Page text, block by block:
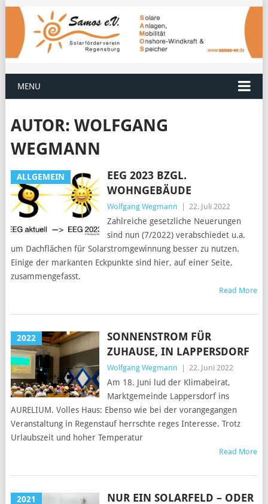
MENU
AUTOR: WOLFGANG
WEGMANN
ALLGEMEIN
EEG 2023 BZGL.
WOHNGEBÄUDE
Wolfgang Wegmann 22. Juli 2022
Zahlreiche gesetzliche Neuerungen
sind nun (7/2022) verabschiedet u.a.
um Dachflächen für Solarstromgewinnung besser zu nutzen.
Einige der markanten Eckpunkte sind hier, auf einer Seite,
zusammengefasst.
Read More
2022
SONNENSTROM FÜR
ZUHAUSE, IN LAPPERSDORF
Wolfgang Wegmann 22. Juni 2022
Am 18. Juni lud der Klimabeirat,
Marktgemeinde Lappersdorf ins
AURELIUM. Volles Haus: Ebenso wie bei der vorangegangen
Veranstaltung in Regenstauf herrschte reges Interesse. Trotz
Urlaubszeit und hoher Temperatur
Read More
2021
NUR EIN SOLARFELD – ODER